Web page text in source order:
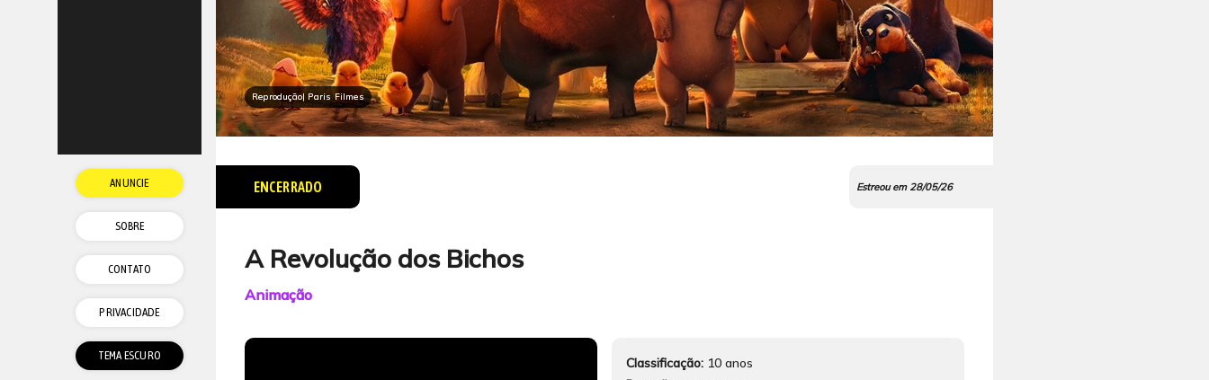
Reprodução| Paris Filmes
ENCERRADO Estreou em 28/05/26
A Revolução dos Bichos
Animação
Classificação: 10 anos
ANUNCIE
SOBRE
CONTATO
PRIVACIDADE